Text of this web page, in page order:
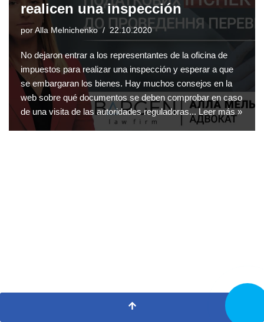
realicen una inspección
por Alla Melnichenko 22.10.2020
No dejaron entrar a los representantes de la oficina de
impuestos para realizar una inspección y esperar a que
se embargaran los bienes. Hay muchos consejos en la
web sobre qué documentos se deben comprobar en caso
de una visita de las autoridades reguladoras...Leer más »